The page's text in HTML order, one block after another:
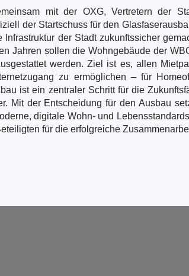
mit der OXG, Vertretern der
der Startschuss für den
der Stadt zukunftssicher
Jahren sollen die Wohngebäude der
werden. Ziel ist es, allen
zu ermöglichen – für
ist ein zentraler Schritt für die
Mit der Entscheidung für den Ausbau
digitale Wohn- und
für die erfolgreiche